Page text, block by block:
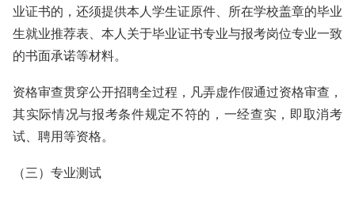
业证书的，还须提供本人学生证原件、所在学校盖章的毕业
生就业推荐表、本人关于毕业证书专业与报考岗位专业一致
的书面承诺等材料。
资格审查贯穿公开招聘全过程，凡弄虚作假通过资格审查，
其实际情况与报考条件规定不符的，一经查实，即取消考
试、聘用等资格。
（三）专业测试